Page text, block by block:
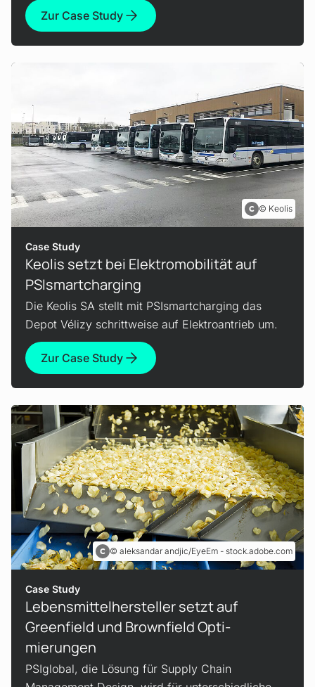
Zur Case Study
Keolis
Case Study
Keolis setzt bei Elektromobilität auf
PSIsmartcharging
Die Keolis SA stellt mit PSIsmartcharging das
Depot Vélizy schrittweise auf Elektroantrieb um.
Zur Case Study
aleksandar andjic/EyeEm - stock.adobe.com
Case Study
Lebensmittel­hersteller setzt auf
Greenfield und Brownfield Opti­
mierungen
PSIglobal, die Lösung für Supply Chain